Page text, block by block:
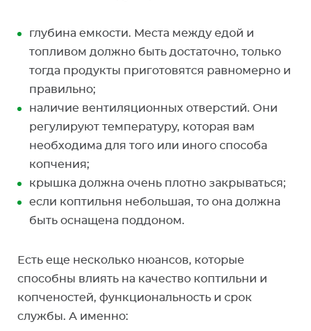
глубина емкости. Места между едой и
топливом должно быть достаточно, только
тогда продукты приготовятся равномерно и
правильно;
наличие вентиляционных отверстий. Они
регулируют температуру, которая вам
необходима для того или иного способа
копчения;
крышка должна очень плотно закрываться;
если коптильня небольшая, то она должна
быть оснащена поддоном.
Есть еще несколько нюансов, которые
способны влиять на качество коптильни и
копченостей, функциональность и срок
службы. А именно: